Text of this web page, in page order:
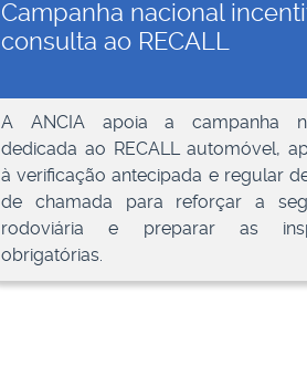
Campanha nacional
consulta ao RECALL
A ANCIA apoia a campanha
dedicada ao RECALL automóvel,
à verificação antecipada e regular
de chamada para reforçar a
rodoviária e preparar as
obrigatórias.